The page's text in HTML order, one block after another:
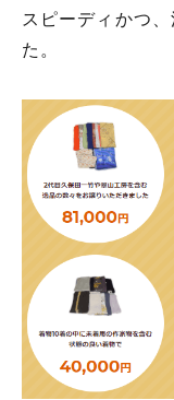
スピーディかつ
た。